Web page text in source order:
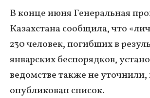
В конце июня Генеральная
Казахстана сообщила, что
230 человек, погибших в
январских беспорядков,
ведомстве также не уточнили,
опубликован список.